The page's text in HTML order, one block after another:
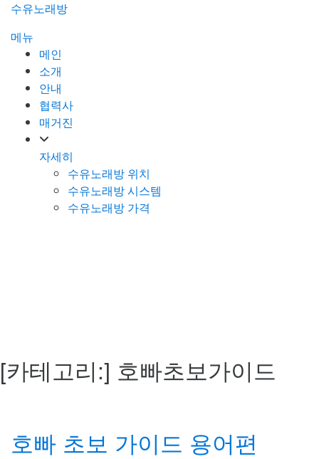
수유노래방
메뉴
메인
소개
안내
협력사
매거진
자세히
수유노래방 위치
수유노래방 시스템
수유노래방 가격
[카테고리:] 호빠초보가이드
호빠 초보 가이드 용어편